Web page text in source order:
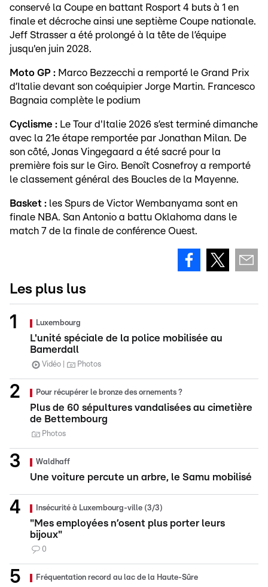
conservé la Coupe en battant Rosport 4 buts à 1 en
finale et décroche ainsi une septième Coupe nationale.
Jeff Strasser a été prolongé à la tête de l’équipe
jusqu'en juin 2028.
Moto GP : Marco Bezzecchi a remporté le Grand Prix
d’Italie devant son coéquipier Jorge Martin. Francesco
Bagnaia complète le podium
Cyclisme : Le Tour d'Italie 2026 s’est terminé dimanche
avec la 21e étape remportée par Jonathan Milan. De
son côté, Jonas Vingegaard a été sacré pour la
première fois sur le Giro. Benoît Cosnefroy a remporté
le classement général des Boucles de la Mayenne.
Basket : les Spurs de Victor Wembanyama sont en
finale NBA. San Antonio a battu Oklahoma dans le
match 7 de la finale de conférence Ouest.
Les plus lus
Luxembourg
L'unité spéciale de la police mobilisée au
Bamerdall
Vidéo Photos
Pour récupérer le bronze des ornements ?
Plus de 60 sépultures vandalisées au cimetière
de Bettembourg
Photos
Waldhaff
Une voiture percute un arbre, le Samu mobilisé
Insécurité à Luxembourg-ville (3/3)
"Mes employées n’osent plus porter leurs
bijoux"
0
Fréquentation record au lac de la Haute-Sûre